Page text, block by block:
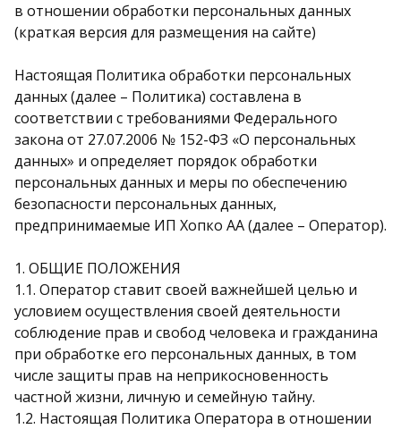
чаты
н
е
в отношении обработки персональных данных
(краткая версия для размещения на сайте)
Настоящая Политика обработки персональных
данных (далее – Политика) составлена в
соответствии с требованиями Федерального
закона от 27.07.2006 № 152-ФЗ «О персональных
данных» и определяет порядок обработки
персональных данных и меры по обеспечению
безопасности персональных данных,
предпринимаемые ИП Хопко АА (далее – Оператор).
1. ОБЩИЕ ПОЛОЖЕНИЯ
1.1. Оператор ставит своей важнейшей целью и
условием осуществления своей деятельности
соблюдение прав и свобод человека и гражданина
при обработке его персональных данных, в том
числе защиты прав на неприкосновенность
частной жизни, личную и семейную тайну.
1.2. Настоящая Политика Оператора в отношении